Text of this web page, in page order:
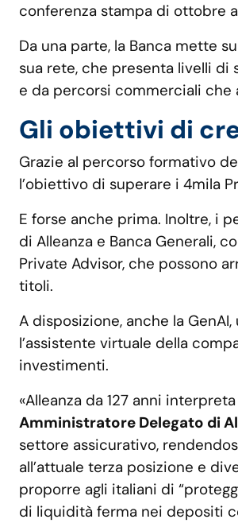
conferenza stampa di ottobre
Da una parte, la Banca mette
sua rete, che presenta livelli di
e da percorsi commerciali che
Gli obiettivi di
Grazie al percorso formativo
l’obiettivo di superare i 4mila
E forse anche prima. Inoltre, i
di Alleanza e Banca Generali,
Private Advisor, che possono
titoli.
A disposizione, anche la
l’assistente virtuale della
investimenti.
«Alleanza da 127 anni
Amministratore Delegato di
settore assicurativo,
all’attuale terza posizione e
proporre agli italiani di
di liquidità ferma nei depositi